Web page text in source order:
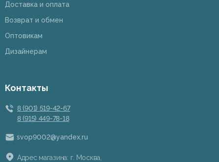
Доставка и оплата
Возврат и обмен
Оптовикам
Дизайнерам
Контакты
8 (901) 519-42-67
8 (915) 449-78-18
svop9002@yandex.ru
Адрес магазина: г. Москва,